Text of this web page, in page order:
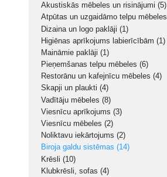
Akustiskās mēbeles un risinājumi (5)
Atpūtas un uzgaidāmo telpu mēbeles
Dizaina un logo paklāji (1)
Higiēnas aprīkojums labierīcībām (1)
Maināmie paklāji (1)
Pieņemšanas telpu mēbeles (6)
Restorānu un kafejnīcu mēbeles (4)
Skapji un plaukti (4)
Vadītāju mēbeles (8)
Viesnīcu aprīkojums (3)
Viesnīcu mēbeles (2)
Noliktavu iekārtojums (2)
Biroja galdu sistēmas (14)
Krēsli (10)
Klubkrēsli, sofas (4)